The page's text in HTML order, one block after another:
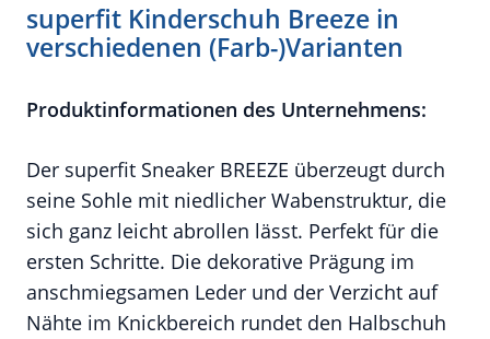
superfit Kinderschuh Breeze in
verschiedenen (Farb-)Varianten
Produktinformationen des Unternehmens:
Der superfit Sneaker BREEZE überzeugt durch
seine Sohle mit niedlicher Wabenstruktur, die
sich ganz leicht abrollen lässt. Perfekt für die
ersten Schritte. Die dekorative Prägung im
anschmiegsamen Leder und der Verzicht auf
Nähte im Knickbereich rundet den Halbschuh